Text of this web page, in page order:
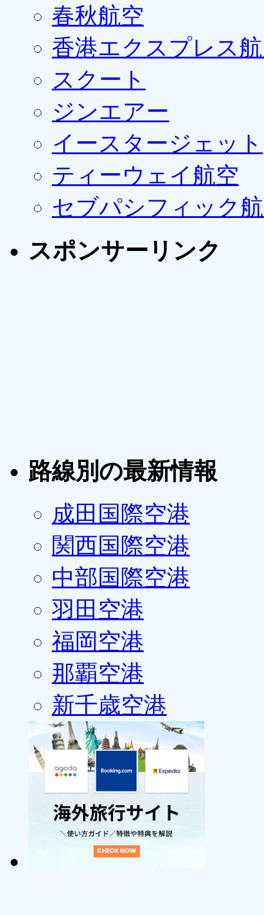
春秋航空
香港エクスプレス
スクート
ジンエアー
イースタージェット
ティーウェイ航空
セブパシフィック
スポンサーリンク
路線別の最新情報
成田国際空港
関西国際空港
中部国際空港
羽田空港
福岡空港
那覇空港
新千歳空港